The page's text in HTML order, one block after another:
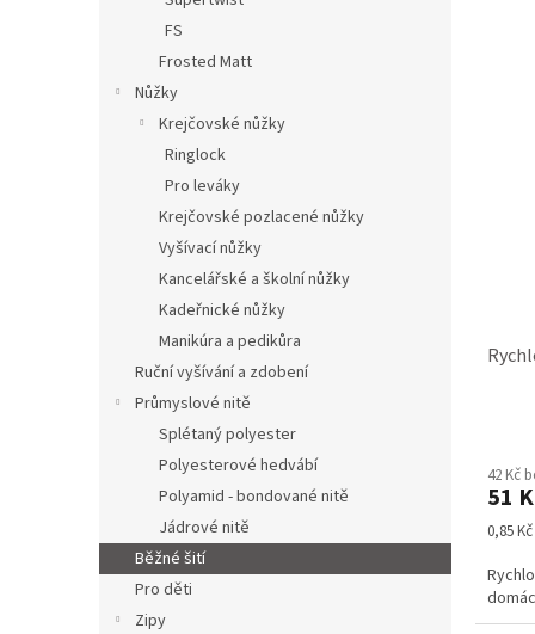
FS
Frosted Matt
Nůžky
Krejčovské nůžky
Ringlock
Pro leváky
Krejčovské pozlacené nůžky
Vyšívací nůžky
Kancelářské a školní nůžky
Kadeřnické nůžky
Manikúra a pedikůra
Ruční vyšívání a zdobení
Průmyslové nitě
Splétaný polyester
Polyesterové hedvábí
Polyamid - bondované nitě
Jádrové nitě
Běžné šití
Pro děti
Zipy
je
5,0
5
42 Kč
51
Měrná
0,85